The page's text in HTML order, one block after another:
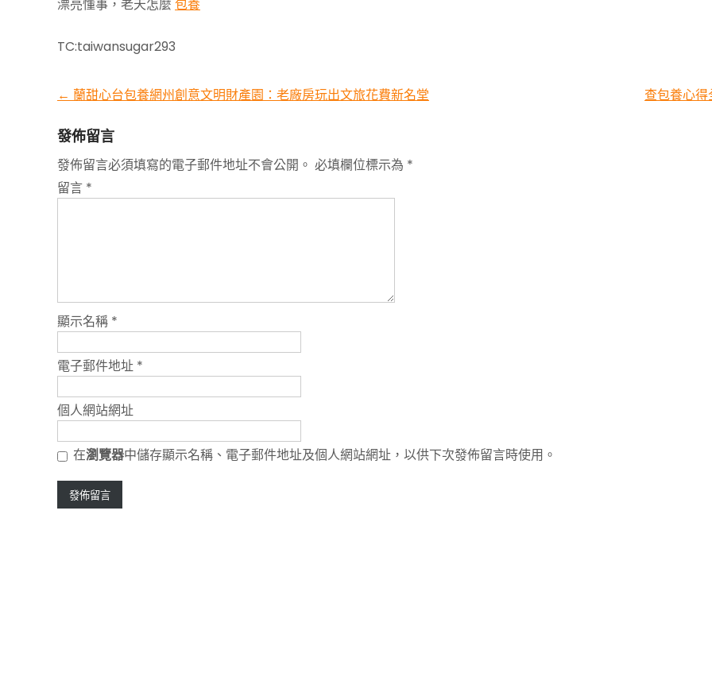
漂亮懂事，老天怎麼 包養
TC:taiwansugar293
← 蘭甜心台包養網州創意文明財產園：老廠房玩出文旅花費新名堂 查包養心
發佈留言
發佈留言必須填寫的電子郵件地址不會公開。 必填欄位標示為 *
留言 *
顯示名稱 *
電子郵件地址 *
個人網站網址
在瀏覽器中儲存顯示名稱、電子郵件地址及個人網站網址，以供下次發佈留言時使用。